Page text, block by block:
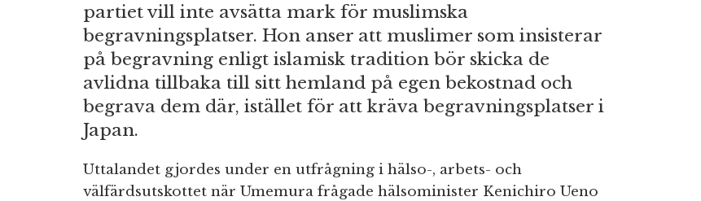
partiet vill inte avsätta mark för muslimska
begravningsplatser. Hon anser att muslimer som insisterar
på begravning enligt islamisk tradition bör skicka de
avlidna tillbaka till sitt hemland på egen bekostnad och
begrava dem där, istället för att kräva begravningsplatser i
Japan.
Uttalandet gjordes under en utfrågning i hälso-, arbets- och
välfärdsutskottet när Umemura frågade hälsominister Kenichiro Ueno